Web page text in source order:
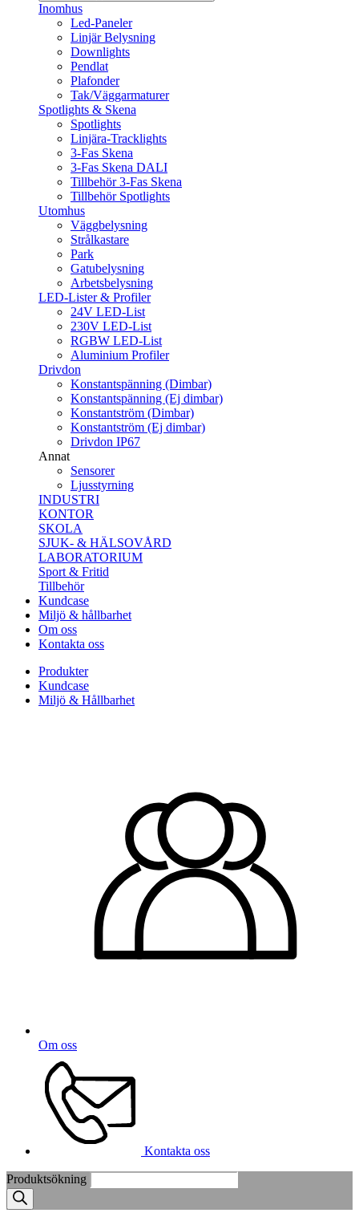
Inomhus
Led-Paneler
Linjär Belysning
Downlights
Pendlat
Plafonder
Tak/Väggarmaturer
Spotlights & Skena
Spotlights
Linjära-Tracklights
3-Fas Skena
3-Fas Skena DALI
Tillbehör 3-Fas Skena
Tillbehör Spotlights
Utomhus
Väggbelysning
Strålkastare
Park
Gatubelysning
Arbetsbelysning
LED-Lister & Profiler
24V LED-List
230V LED-List
RGBW LED-List
Aluminium Profiler
Drivdon
Konstantspänning (Dimbar)
Konstantspänning (Ej dimbar)
Konstantström (Dimbar)
Konstantström (Ej dimbar)
Drivdon IP67
Annat
Sensorer
Ljusstyrning
INDUSTRI
KONTOR
SKOLA
SJUK- & HÄLSOVÅRD
LABORATORIUM
Sport & Fritid
Tillbehör
Kundcase
Miljö & hållbarhet
Om oss
Kontakta oss
Produkter
Kundcase
Miljö & Hållbarhet
Om oss
Kontakta oss
Produktsökning